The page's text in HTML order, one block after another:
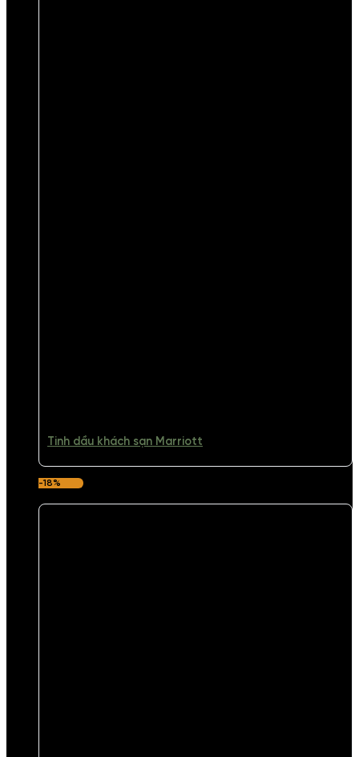
Tinh dầu khách sạn Marriott
-18%